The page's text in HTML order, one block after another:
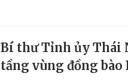
Bí thư Tỉnh ủy Thái
tầng vùng đồng bào